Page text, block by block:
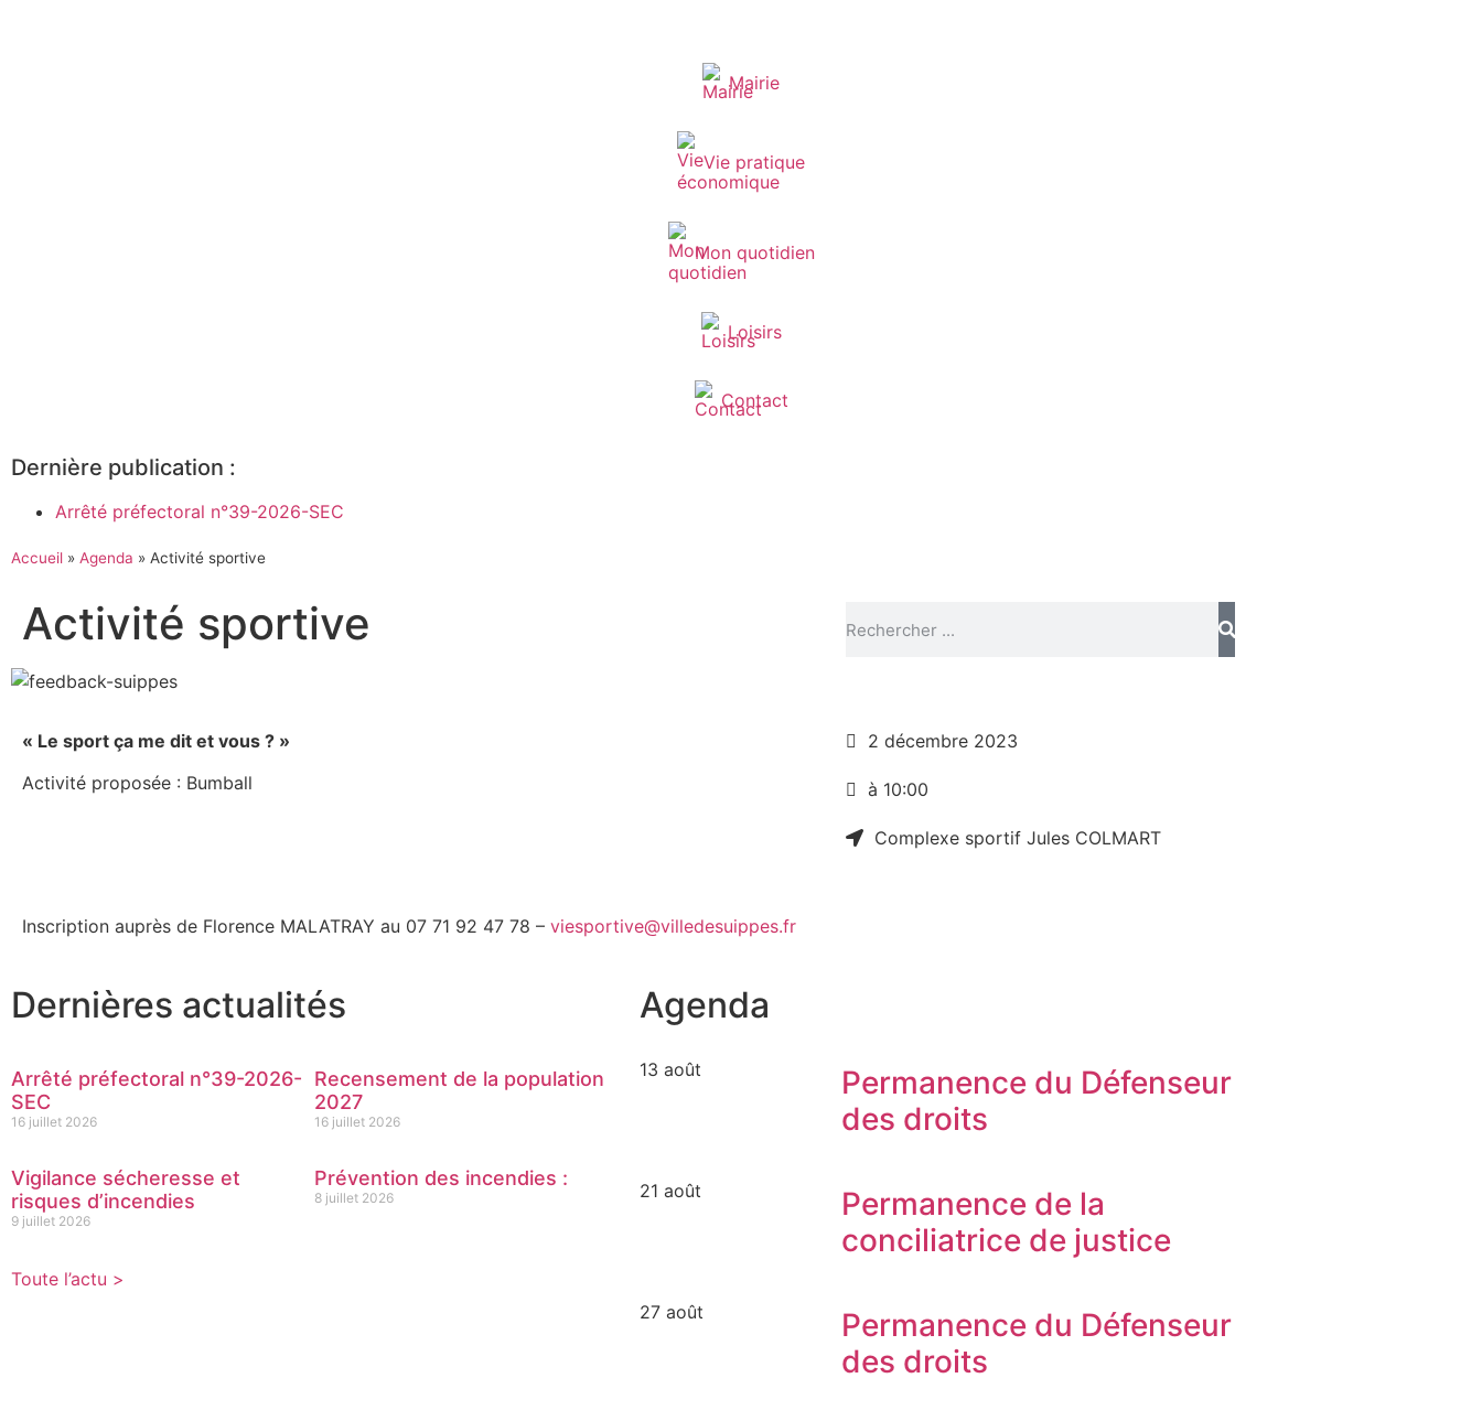
Mairie
Vie pratique
Mon quotidien
Loisirs
Contact
Dernière publication :
Arrêté préfectoral n°39-2026-SEC
Accueil » Agenda » Activité sportive
Activité sportive
« Le sport ça me dit et vous ? »
Activité proposée : Bumball
Inscription auprès de Florence MALATRAY au 07 71 92 47 78 – viesportive@villedesuippes.fr
2 décembre 2023
à 10:00
Complexe sportif Jules COLMART
Dernières actualités
Arrêté préfectoral n°39-2026-
SEC
16 juillet 2026
Recensement de la population
2027
16 juillet 2026
Vigilance sécheresse et
risques d’incendies
9 juillet 2026
Prévention des incendies :
8 juillet 2026
Toute l’actu >
Agenda
13 août
Permanence du Défenseur
des droits
21 août
Permanence de la
conciliatrice de justice
27 août
Permanence du Défenseur
des droits